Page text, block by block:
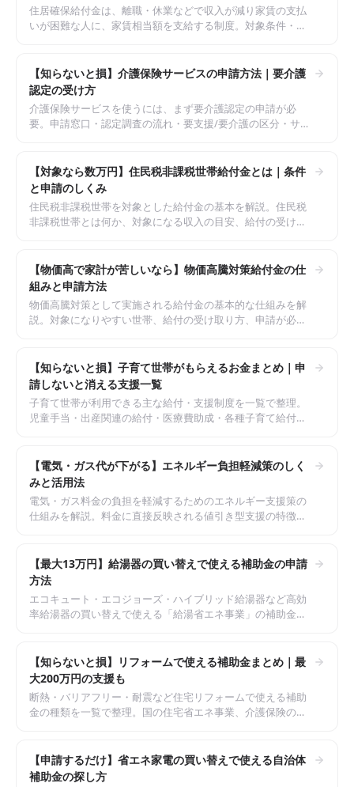
住居確保給付金は、離職・休業などで収入が減り家賃の支払
いが困難な人に、家賃相当額を支給する制度。対象条件・支
【知らないと損】介護保険サービスの申請方法｜要介護
認定の受け方
介護保険サービスを使うには、まず要介護認定の申請が必
要。申請窓口・認定調査の流れ・要支援/要介護の区分・サー
【対象なら数万円】住民税非課税世帯給付金とは｜条件
と申請のしくみ
住民税非課税世帯を対象とした給付金の基本を解説。住民税
非課税世帯とは何か、対象になる収入の目安、給付の受け取
【物価高で家計が苦しいなら】物価高騰対策給付金の仕
組みと申請方法
物価高騰対策として実施される給付金の基本的な仕組みを解
説。対象になりやすい世帯、給付の受け取り方、申請が必要
【知らないと損】子育て世帯がもらえるお金まとめ｜申
請しないと消える支援一覧
子育て世帯が利用できる主な給付・支援制度を一覧で整理。
児童手当・出産関連の給付・医療費助成・各種子育て給付金
【電気・ガス代が下がる】エネルギー負担軽減策のしく
みと活用法
電気・ガス料金の負担を軽減するためのエネルギー支援策の
仕組みを解説。料金に直接反映される値引き型支援の特徴、
【最大13万円】給湯器の買い替えで使える補助金の申請
方法
エコキュート・エコジョーズ・ハイブリッド給湯器など高効
率給湯器の買い替えで使える「給湯省エネ事業」の補助金
【知らないと損】リフォームで使える補助金まとめ｜最
大200万円の支援も
断熱・バリアフリー・耐震など住宅リフォームで使える補助
金の種類を一覧で整理。国の住宅省エネ事業、介護保険の住
【申請するだけ】省エネ家電の買い替えで使える自治体
補助金の探し方